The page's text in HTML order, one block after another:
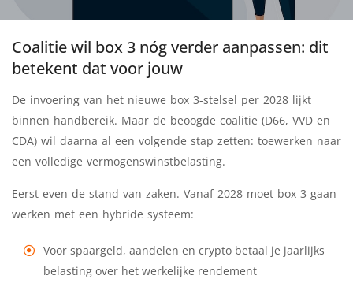
Coalitie wil box 3 nóg verder aanpassen: dit
betekent dat voor jouw
De invoering van het nieuwe box 3-stelsel per 2028 lijkt
binnen handbereik. Maar de beoogde coalitie (D66, VVD en
CDA) wil daarna al een volgende stap zetten: toewerken naar
een volledige vermogenswinstbelasting.
Eerst even de stand van zaken. Vanaf 2028 moet box 3 gaan
werken met een hybride systeem:
Voor spaargeld, aandelen en crypto betaal je jaarlijks
belasting over het werkelijke rendement